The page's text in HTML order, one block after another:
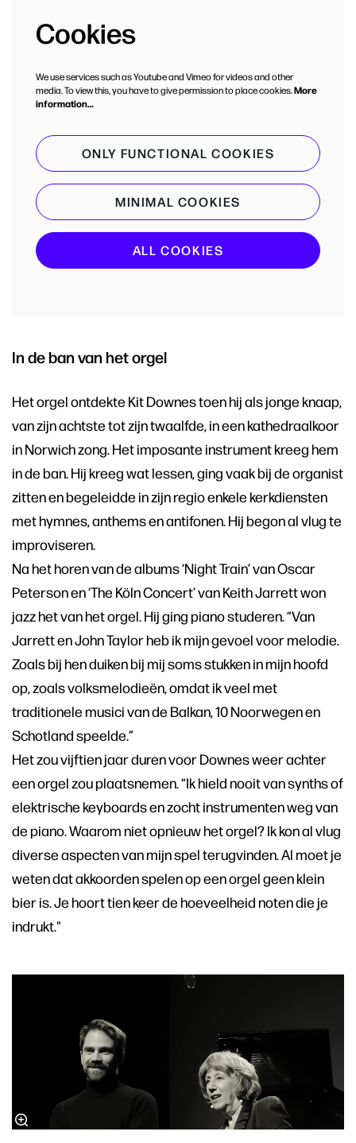
Cookies
We use services such as Youtube and Vimeo for videos and other
media. To view this, you have to give permission to place cookies.More
information…
ONLY FUNCTIONAL COOKIES
MINIMAL COOKIES
ALL COOKIES
In de ban van het orgel
Het orgel ontdekte Kit Downes toen hij als jonge knaap,
van zijn achtste tot zijn twaalfde, in een kathedraalkoor
in Norwich zong. Het imposante instrument kreeg hem
in de ban. Hij kreeg wat lessen, ging vaak bij de organist
zitten en begeleidde in zijn regio enkele kerkdiensten
met hymnes, anthems en antifonen. Hij begon al vlug te
improviseren.
Na het horen van de albums ‘Night Train’ van Oscar
Peterson en ‘The Köln Concert’ van Keith Jarrett won
jazz het van het orgel. Hij ging piano studeren. “Van
Jarrett en John Taylor heb ik mijn gevoel voor melodie.
Zoals bij hen duiken bij mij soms stukken in mijn hoofd
op, zoals volksmelodieën, omdat ik veel met
traditionele musici van de Balkan, 10 Noorwegen en
Schotland speelde.”
Het zou vijftien jaar duren voor Downes weer achter
een orgel zou plaatsnemen. “Ik hield nooit van synths of
elektrische keyboards en zocht instrumenten weg van
de piano. Waarom niet opnieuw het orgel? Ik kon al vlug
diverse aspecten van mijn spel terugvinden. Al moet je
weten dat akkoorden spelen op een orgel geen klein
bier is. Je hoort tien keer de hoeveelheid noten die je
indrukt."